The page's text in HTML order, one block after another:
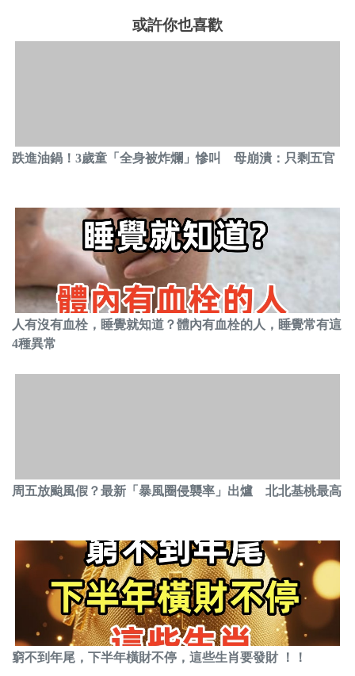
或許你也喜歡
跌進油鍋！3歲童「全身被炸爛」慘叫 母崩潰：只剩五官
人有沒有血栓，睡覺就知道？體內有血栓的人，睡覺常有這
4種異常
周五放颱風假？最新「暴風圈侵襲率」出爐 北北基桃最高
窮不到年尾，下半年橫財不停，這些生肖要發財 ！！